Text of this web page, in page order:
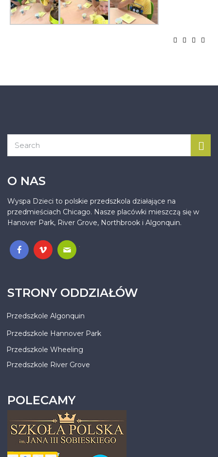
O NAS
Wyspa Dzieci to polskie przedszkola działające na
przedmieściach Chicago. Nasze placówki mieszczą się w
Hanover Park, River Grove, Northbrook i Algonquin.
.
STRONY ODDZIAŁÓW
Przedszkole Algonquin
Przedszkole Hannover Park
Przedszkole Wheeling
Przedszkole River Grove
POLECAMY